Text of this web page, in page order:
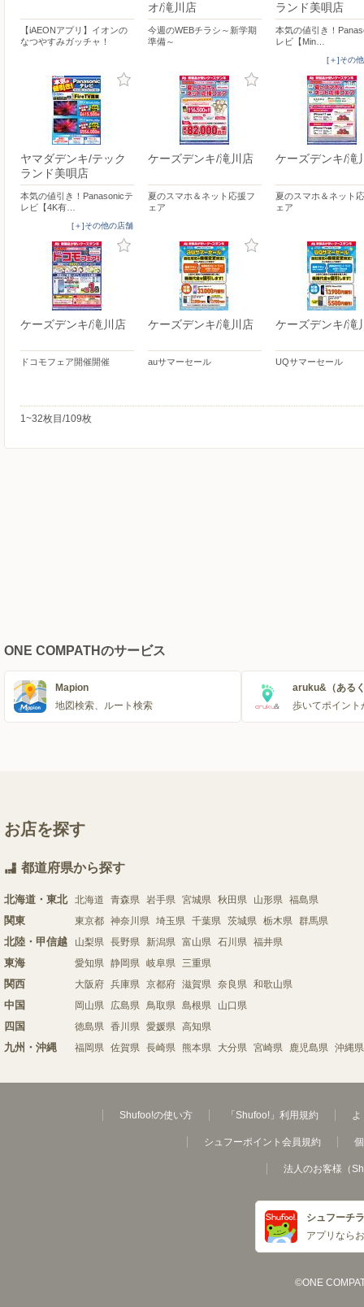
【iAEONアプリ】イオンの
なつやすみガッチャ！
オ/滝川店
今週のWEBチラシ～新学期
準備～
ランド美唄店
本気の値引き！
レビ【Min…
[＋]その
ヤマダデンキ/テック
ランド美唄店
本気の値引き！Panasonicテ
レビ【4K有…
[＋]その他の店舗
ケーズデンキ/滝川店
夏のスマホ＆ネット応援フ
ェア
ケーズデンキ/滝
夏のスマホ＆ネット
ェア
ケーズデンキ/滝川店
ドコモフェア開催開催
ケーズデンキ/滝川店
auサマーセール
ケーズデンキ/滝
UQサマーセール
1~32枚目/109枚
ONE COMPATHのサービス
Mapion
地図検索、ルート検索
aruku&（ある
歩いてポイント
お店を探す
都道府県から探す
北海道・東北 北海道 青森県 岩手県 宮城県 秋田県 山形県 福島県
関東 東京都 神奈川県 埼玉県 千葉県 茨城県 栃木県 群馬県
北陸・甲信越 山梨県 長野県 新潟県 富山県 石川県 福井県
東海 愛知県 静岡県 岐阜県 三重県
関西 大阪府 兵庫県 京都府 滋賀県 奈良県 和歌山県
中国 岡山県 広島県 鳥取県 島根県 山口県
四国 徳島県 香川県 愛媛県 高知県
九州・沖縄 福岡県 佐賀県 長崎県 熊本県 大分県 宮崎県 鹿児島県 沖縄県
Shufoo!の使い方 「Shufoo!」利用規約 よ
シュフーポイント会員規約
法人のお客様（
シュフーチ
アプリなら
©ONE